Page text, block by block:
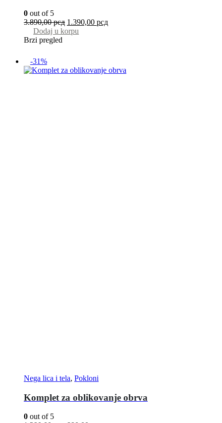
0 out of 5
3.890,00рсд 1.390,00 рсд
Dodaj u korpu
Brzi pregled
-31%
Nega lica i tela, Pokloni
Komplet za oblikovanje obrva
0 out of 5